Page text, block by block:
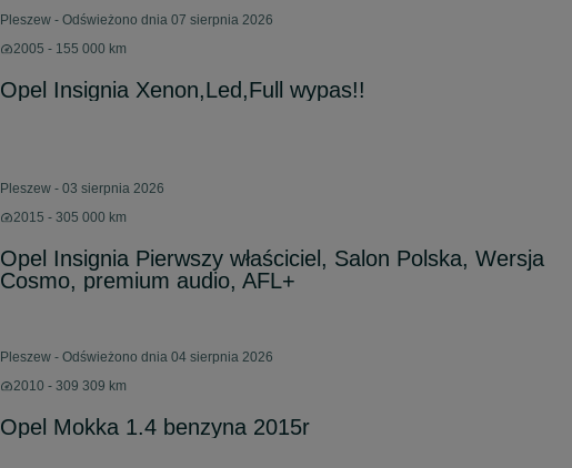
Pleszew - Odświeżono dnia 07 sierpnia 2026
2005 - 155 000 km
Opel Insignia Xenon,Led,Full wypas!!
Pleszew - 03 sierpnia 2026
2015 - 305 000 km
Opel Insignia Pierwszy właściciel, Salon Polska, Wersja
Cosmo, premium audio, AFL+
Pleszew - Odświeżono dnia 04 sierpnia 2026
2010 - 309 309 km
Opel Mokka 1.4 benzyna 2015r